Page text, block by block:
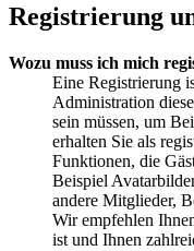
Registrierung
Wozu muss ich mich
Eine Registrierung
Administration
sein müssen, um
erhalten Sie als
Funktionen, die
Beispiel
andere Mitglieder,
Wir empfehlen
ist und Ihnen